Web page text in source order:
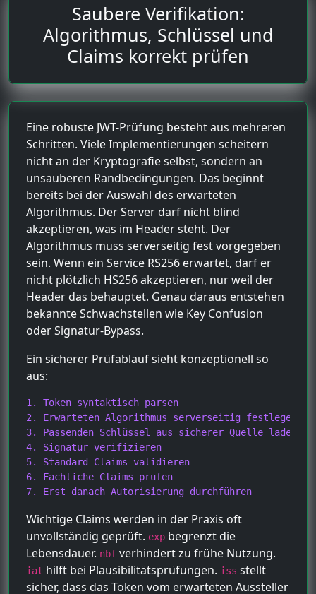
Saubere Verifikation:
Algorithmus, Schlüssel und
Claims korrekt prüfen
Eine robuste JWT-Prüfung besteht aus mehreren
Schritten. Viele Implementierungen scheitern
nicht an der Kryptografie selbst, sondern an
unsauberen Randbedingungen. Das beginnt
bereits bei der Auswahl des erwarteten
Algorithmus. Der Server darf nicht blind
akzeptieren, was im Header steht. Der
Algorithmus muss serverseitig fest vorgegeben
sein. Wenn ein Service RS256 erwartet, darf er
nicht plötzlich HS256 akzeptieren, nur weil der
Header das behauptet. Genau daraus entstehen
bekannte Schwachstellen wie Key Confusion
oder Signatur-Bypass.
Ein sicherer Prüfablauf sieht konzeptionell so
aus:
1. Token syntaktisch parsen
2. Erwarteten Algorithmus serverseitig festlegen
3. Passenden Schlüssel aus sicherer Quelle laden
4. Signatur verifizieren
5. Standard-Claims validieren
6. Fachliche Claims prüfen
7. Erst danach Autorisierung durchführen
Wichtige Claims werden in der Praxis oft
unvollständig geprüft. exp begrenzt die
Lebensdauer. nbf verhindert zu frühe Nutzung.
iat hilft bei Plausibilitätsprüfungen. iss stellt
sicher, dass das Token vom erwarteten Aussteller